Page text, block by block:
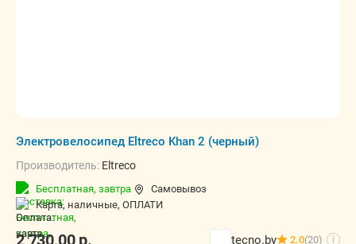
Электровелосипед Eltreco Khan 2 (черный)
Производитель: Eltreco
Бесплатная, завтра
Самовывоз
карта, наличные, ОПЛАТИ
2 730,00р. tecno.by 2.0(20) i